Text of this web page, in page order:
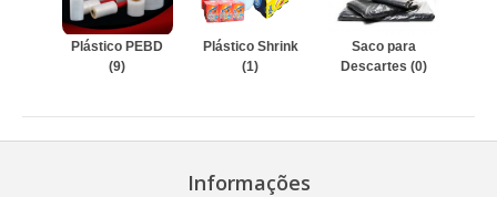
Plástico PEBD
(9)
Plástico Shrink
(1)
Saco para
Descartes (0)
Informações